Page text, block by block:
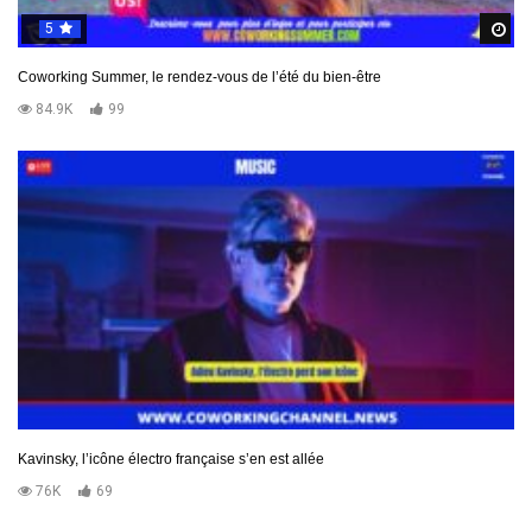
5
Coworking Summer, le rendez-vous de l’été du bien-être
84.9K
99
Kavinsky, l’icône électro française s’en est allée
76K
69